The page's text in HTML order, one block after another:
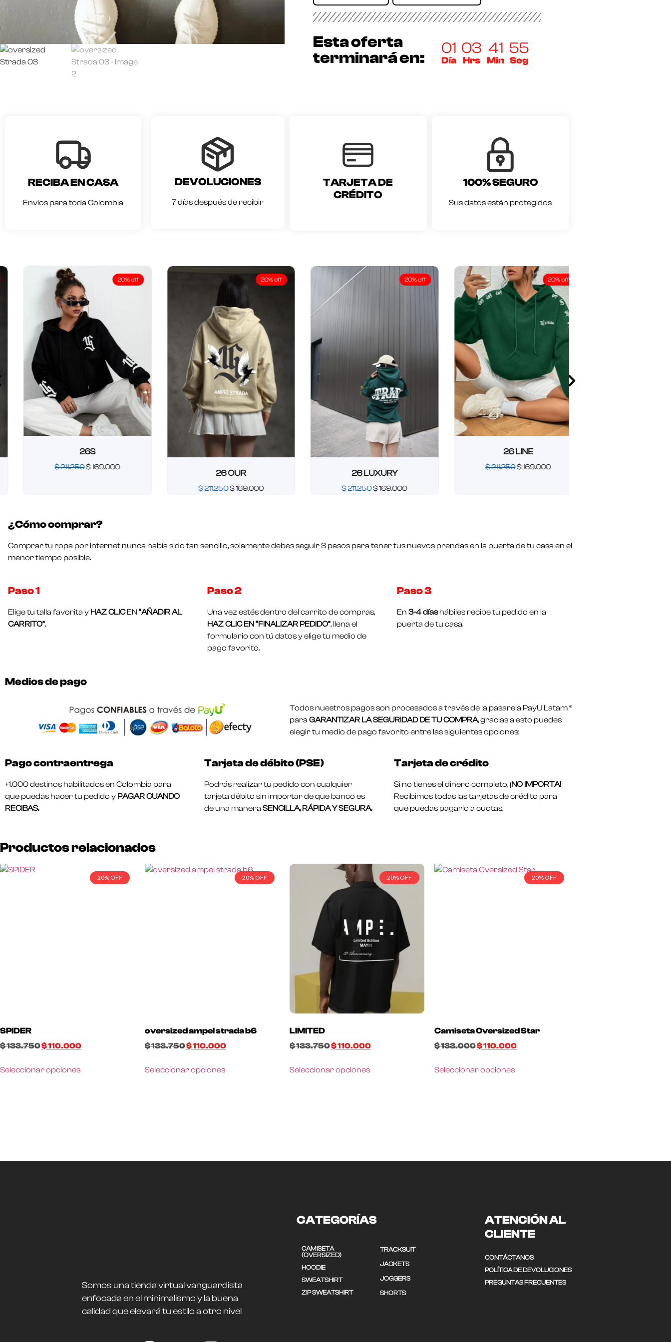
Esta oferta
terminará en:
01
Día
03
Hrs
41
Min
54
Seg
RECIBA EN CASA
Envios para toda Colombia
DEVOLUCIONES
7 días después de recibir
TARJETA DE
CRÉDITO
100% SEGURO
Sus datos están protegidos
20% off
211.250$169.000
20% off
26 OUR
211.250$169.000
20% off
26 LUXURY
211.250$169.000
20% off
26 LINE
211.250$169.000
¿Cómo comprar?
Comprar tu ropa por internet nunca había sido tan sencillo, solamente debes seguir 3 pasos para tener tus nuevos prendas en la puerta de tu casa en el
menor tiempo posible.
Paso 1​
Elige tu talla favorita y HAZ CLICEN“AÑADIR AL
CARRITO”.
Paso 2
Una vez estés dentro del carrito de compras,
HAZ CLIC EN “FINALIZAR PEDIDO”, llena el
formulario con tú datos y elige tu medio de
pago favorito.
Paso 3
En 3-4 díashábiles recibe tu pedido en la
puerta de tu casa.
Medios de pago
Todos nuestros pagos son procesados a través de la pasarela PayU Latam ®
para GARANTIZAR LA SEGURIDAD DE TU COMPRA, gracias a esto puedes
elegir tu medio de pago favorito entre las siguientes opciones:
Pago contraentrega
+1.000 destinos habilitados en Colombia para
que puedas hacer tu pedido y PAGAR CUANDO
RECIBAS.
Tarjeta de débito (PSE)
Podrás realizar tu pedido con cualquier
tarjeta débito sin importar de que banco es
de una manera SENCILLA, RÁPIDA Y SEGURA.
Tarjeta de crédito
Si no tienes el dinero completo,¡NO IMPORTA!
Recibimos todas las tarjetas de crédito para
que puedas pagarlo a cuotas.
Productos relacionados
20% OFF
SPIDER
$133.750$110.000
Seleccionar opciones
20% OFF
oversized ampel strada b6
$133.750$110.000
Seleccionar opciones
20% OFF
LIMITED
$133.750$110.000
Seleccionar opciones
20% OFF
Camiseta Oversized Star
$133.000$110.000
Seleccionar opciones
Somos una tienda virtual vanguardista
enfocada en el minimalismo y la buena
calidad que elevará tu estilo a otro nivel
CATEGORÍAS
CAMISETA
(OVERSIZED)
HOODIE
SWEATSHIRT
ZIP SWEATSHIRT
TRACKSUIT
JACKETS
JOGGERS
SHORTS
ATENCIÓN AL
CLIENTE
CONTÁCTANOS
POLÍTICA DE DEVOLUCIONES
PREGUNTAS FRECUENTES